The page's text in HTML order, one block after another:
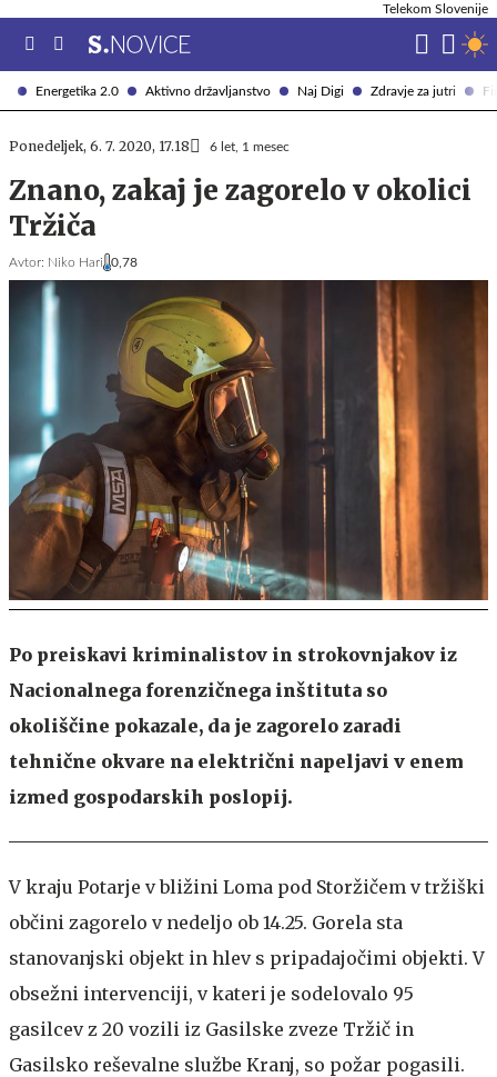
Energetika 2.0 Aktivno državljanstvo Naj Digi Zdravje za jutri
Telekom Slovenije
Ponedeljek, 6. 7. 2020, 17.18 6 let, 1 mesec
Znano, zakaj je zagorelo v okolici
Tržiča
Avtor: Niko Hari 0,78
Po preiskavi kriminalistov in strokovnjakov iz
Nacionalnega forenzičnega inštituta so
okoliščine pokazale, da je zagorelo zaradi
tehnične okvare na električni napeljavi v enem
izmed gospodarskih poslopij.
V kraju Potarje v bližini Loma pod Storžičem v tržiški
občini zagorelo v nedeljo ob 14.25. Gorela sta
stanovanjski objekt in hlev s pripadajočimi objekti. V
obsežni intervenciji, v kateri je sodelovalo 95
gasilcev z 20 vozili iz Gasilske zveze Tržič in
Gasilsko reševalne službe Kranj, so požar pogasili.